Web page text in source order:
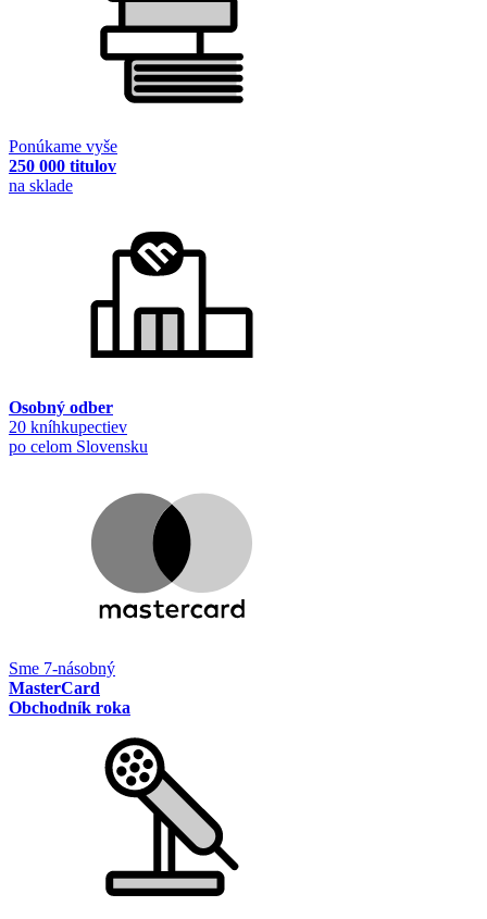
Ponúkame vyše
250 000 titulov
na sklade
Osobný odber
20 kníhkupectiev
po celom Slovensku
Sme 7-násobný
MasterCard
Obchodník roka